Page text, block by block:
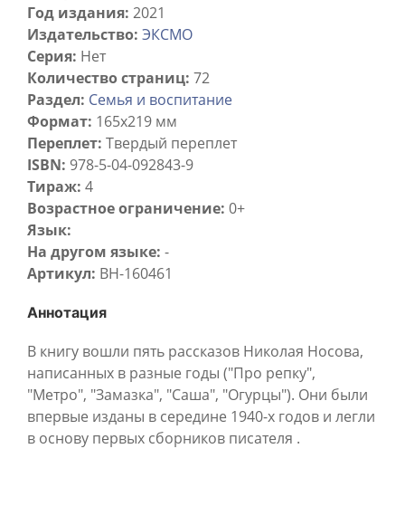
Год издания: 2021
Издательство: ЭКСМО
Серия: Нет
Количество страниц: 72
Раздел: Семья и воспитание
Формат: 165x219 мм
Переплет: Твердый переплет
ISBN: 978-5-04-092843-9
Тираж: 4
Возрастное ограничение: 0+
Язык:
На другом языке: -
Артикул: BH-160461
Аннотация
В книгу вошли пять рассказов Николая Носова,
написанных в разные годы ("Про репку",
"Метро", "Замазка", "Саша", "Огурцы"). Они были
впервые изданы в середине 1940-х годов и легли
в основу первых сборников писателя .